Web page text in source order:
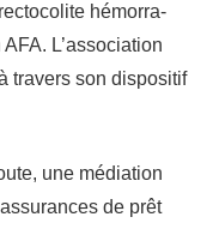
hémor­ra­
L’as­so­cia­tion
tra­vers son dis­po­si­tif
une média­tion
de prêt